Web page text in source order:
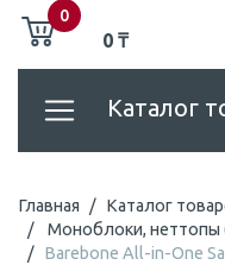
0
0 ₸
Каталог
Главная
Каталог
Моноблоки, неттопы
Barebone All-in-One